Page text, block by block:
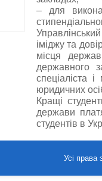
– для
іміджу та
місця
державного
спеціаліста
юридичних
Кращі
держави
студентів в
Усі